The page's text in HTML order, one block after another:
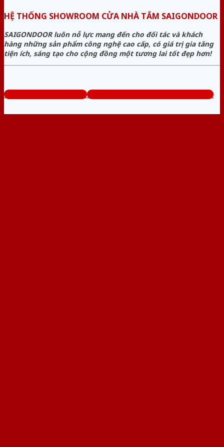
HỆ THỐNG SHOWROOM CỬA NHÀ TẮM SAIGONDOOR
SAIGONDOOR luôn nỗ lực mang đến cho đối tác và khách
hàng những sản phẩm công nghệ cao cấp, có giá trị gia tăng
tiện ích, sáng tạo cho cộng đồng một tương lai tốt đẹp hơn!
www.cuanhuavango.com Tổng đài tư vấn miễn phí: 0824.400.400